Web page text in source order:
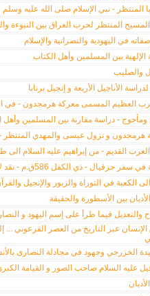
المنتظر - نبي الإسلام صلى الله عليه وسلم
المنتظر لحرب العراق بين النبوءة
في اليهودية والنصرانية والإسلام
الإلهية بين المسلمين وأهل الكتاب
والصليب
الأناجيل الأربعة و إنجيل برنابا
العظيم المسمى معركة هرمجدون - في
ومأجوج - دراسة مقارنة بين المسلمين وأهل
هرمجدون و نزول عيسى والمهدي المنتظر -
العرب القديم - من إبراهيم عليه السلام الى
حزقيال - ذي الكفل 586ق.م - نقد لأراء بوش الجد في إحياء عظام الموتى
الكعبة في التوراة والزبور والإنجيل
بين الأسطورة والحقيقة
والتعديل فيما طرأ على إسم اليهود و
عبر التاريخ من العصر الفرعوني ...
الخزرجي وجهود في مجادلة النصارى
عليه السلام صاحب الصور و القيامة